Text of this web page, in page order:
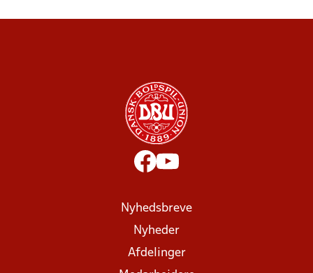
Nyhedsbreve
Nyheder
Afdelinger